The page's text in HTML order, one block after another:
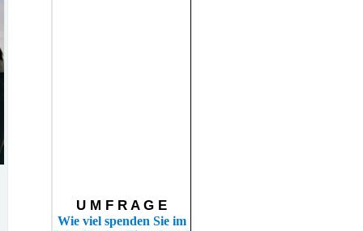
U M F R A G E
Wie viel spenden Sie im